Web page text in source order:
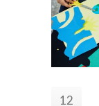
12